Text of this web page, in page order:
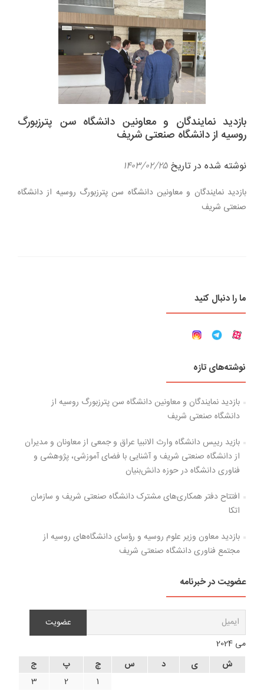
بازدید نمایندگان و معاونین دانشگاه سن پترزبورگ
روسیه از دانشگاه صنعتی شریف
نوشته شده در تاریخ۱۴۰۳/۰۲/۲۵
بازدید نمایندگان و معاونین دانشگاه سن پترزبورگ روسیه از دانشگاه
صنعتی شریف
ما را دنبال کنید
نوشته‌های تازه
بازدید نمایندگان و معاونین دانشگاه سن پترزبورگ روسیه از
دانشگاه صنعتی شریف
بازید رییس دانشگاه وارث الانبیا عراق و جمعی از معاونان و مدیران
از دانشگاه صنعتی شریف و آشنایی با فضای آموزشی، پژوهشی و
فناوری دانشگاه در حوزه دانش‌بنیان
افتتاح دفتر همکاری‌های مشترک دانشگاه صنعتی شریف و سازمان
اتکا
بازدید معاون وزیر علوم روسیه و رؤسای دانشگاه‌های روسیه از
مجتمع فناوری دانشگاه صنعتی شریف
عضویت در خبرنامه
می 2024
ش
ی د س چ پ
ج
1
2
3